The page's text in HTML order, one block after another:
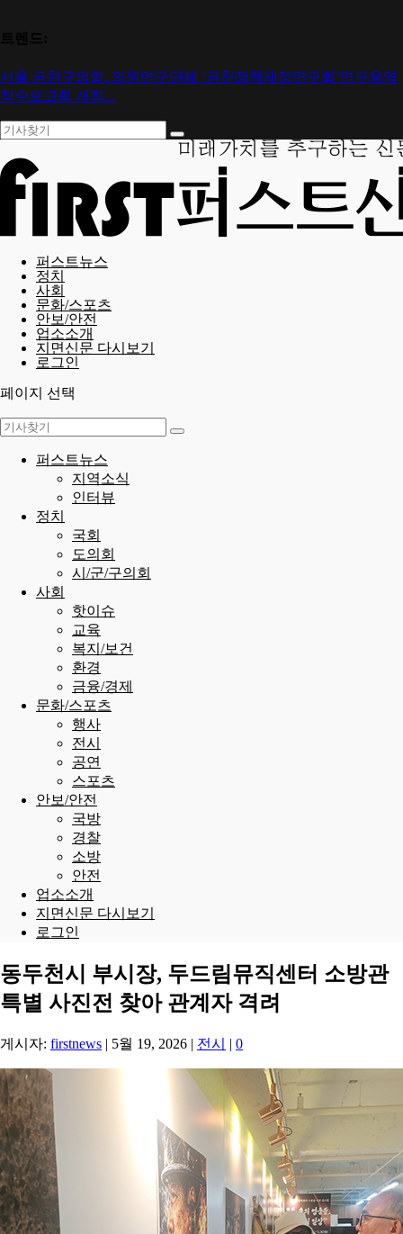
서울 금천구의회, 의원연구단체 ‘금천정책재정연구회’연구용역
착수보고회 개최...
퍼스트뉴스
정치
사회
문화/스포츠
안보/안전
업소소개
지면신문 다시보기
로그인
페이지 선택
퍼스트뉴스
지역소식
인터뷰
정치
국회
도의회
시/군/구의회
사회
핫이슈
교육
복지/보건
환경
금융/경제
문화/스포츠
행사
전시
공연
스포츠
안보/안전
국방
경찰
소방
안전
업소소개
지면신문 다시보기
로그인
동두천시 부시장, 두드림뮤직센터 소방관
특별 사진전 찾아 관계자 격려
게시자: firstnews | 5월 19, 2026 | 전시 | 0